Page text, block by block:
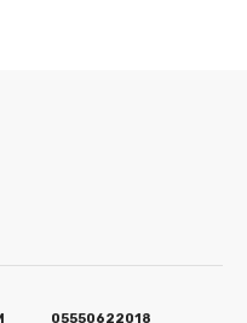
05550622018